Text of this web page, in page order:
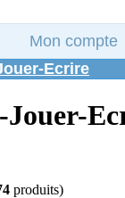
Mon compte
Ecrire
Jouer-
produits)